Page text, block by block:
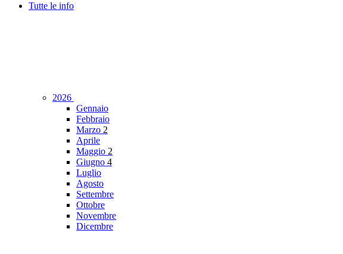
Tutte le info
2026
Gennaio
Febbraio
Marzo 2
Aprile
Maggio 2
Giugno 4
Luglio
Agosto
Settembre
Ottobre
Novembre
Dicembre